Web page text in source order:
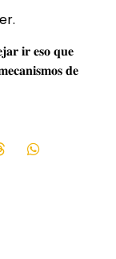
𝐢𝐫 𝐞𝐬𝐨 𝐪𝐮𝐞
𝐝𝐞